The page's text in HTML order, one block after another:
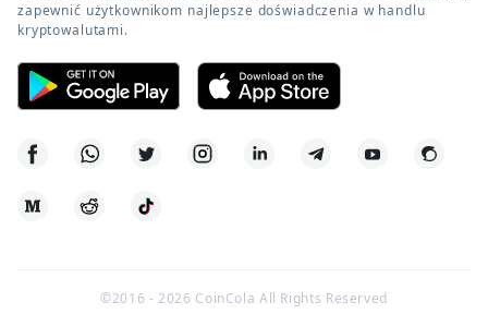
zapewnić użytkownikom najlepsze doświadczenia w handlu
kryptowalutami.
©2016 -2026 CoinCola All Rights Reserved